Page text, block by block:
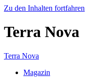
Zu den Inhalten fortfahren
Terra Nova
Terra Nova
Magazin